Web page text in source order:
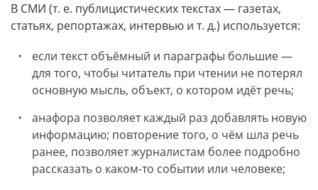
В СМИ (т. е. публицистических текстах — газетах,
статьях, репортажах, интервью и т. д.) используется:
если текст объёмный и параграфы большие —
для того, чтобы читатель при чтении не потерял
основную мысль, объект, о котором идёт речь;
анафора позволяет каждый раз добавлять новую
информацию; повторение того, о чём шла речь
ранее, позволяет журналистам более подробно
рассказать о каком-то событии или человеке;